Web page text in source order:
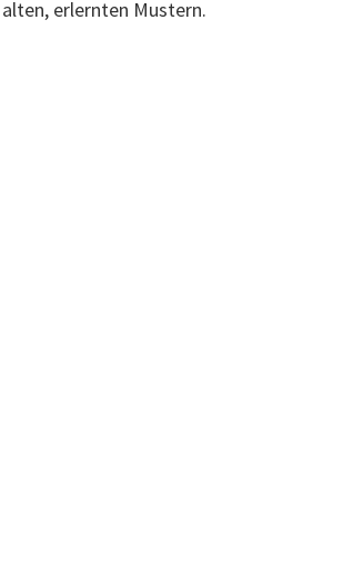
erlernten Mustern.